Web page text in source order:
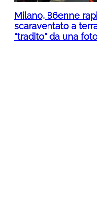
Milano, 86enne
scaraventato a
“tradito” da una